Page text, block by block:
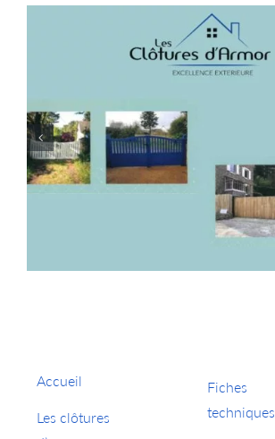
Accueil
Les clôtures
Fiches
techniques